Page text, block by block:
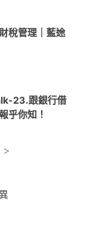
稅管理｜藍途
23.跟銀行借
乎你知！
>